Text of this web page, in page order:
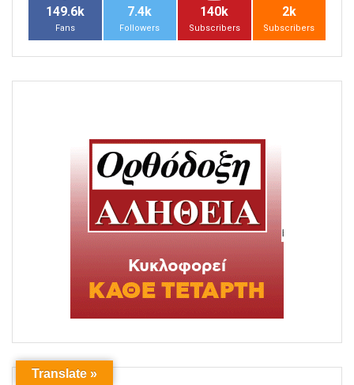
149.6k
Fans
7.4k
Followers
140k
Subscribers
2k
Subscribers
Translate »